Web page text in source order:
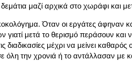
μαζί αρχικά στο χωράφι και
Όταν οι εργάτες άφηναν
μετά το θερισμό περάσουν
διαδικασίες μέχρι να μείνει
όλη την χρονιά ή το αντάλλασαν με